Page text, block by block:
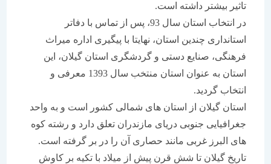
تاثیر بیشتر داشته است.
در انتخاب استان سال 93، پس از تماس با دفاتر
استانداری چندین استان، نهایتا با پیگیری اداره میراث
فرهنگی، صنایع دستی و گردشگری استان گیلان، این
استان به عنوان استان منتخب سال 1393 معرفی و
انتخاب گردید.
استان گیلان از استان های شمالی کشور است و به واحد
جغرافیایی جنوبی دریای مازندران تعلق دارد و رشته کوه
های البرز غربی مانند حصاری آن را در بر گرفته است.
تاریخ گیلان تا شش قرن پیش از میلاد با تکیه بر کاوش